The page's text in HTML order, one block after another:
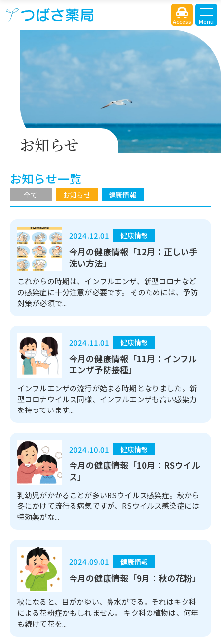
Access Menu
お知らせ
お知らせ一覧
全て お知らせ 健康情報
2024.12.01 健康情報
今月の健康情報「12月：正しい手
洗い方法」
これからの時期は、インフルエンザ、新型コロナなど
の感染症に十分注意が必要です。 そのためには、予防
対策が必須で...
2024.11.01 健康情報
今月の健康情報「11月：インフル
エンザ予防接種」
インフルエンザの流行が始まる時期となりました。新
型コロナウイルス同様、インフルエンザも高い感染力
を持っています...
2024.10.01 健康情報
今月の健康情報「10月：RSウイル
ス」
乳幼児がかかることが多いRSウイルス感染症。秋から
冬にかけて流行る病気ですが、RSウイルス感染症には
特効薬がな...
2024.09.01 健康情報
今月の健康情報「9月：秋の花粉」
秋になると、目がかゆい、鼻水がでる。それはキク科
による花粉症かもしれません。 キク科の植物は、何年
も続けて花を...